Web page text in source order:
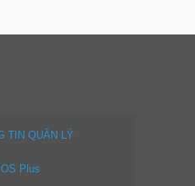
TIN QUẢN LÝ
Plus